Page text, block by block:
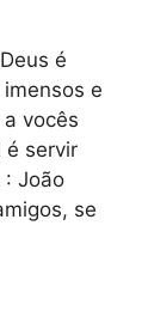
é
e
vocês
é servir
: João
se